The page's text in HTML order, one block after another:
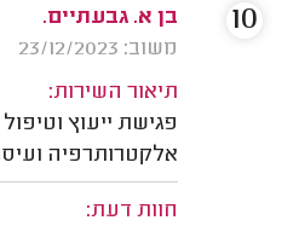
בן א. גבעתיים.
משוב: 23/12/2023
תיאור השירות:
פגישת ייעוץ
אלקטרותרפיה
חוות דעת:
10